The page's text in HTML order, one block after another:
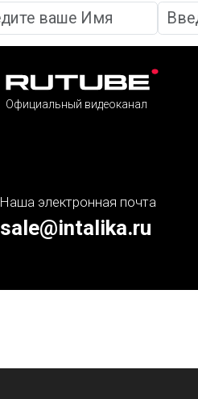
Официальный видеоканал
Наша электронная почта
sale@intalika.ru